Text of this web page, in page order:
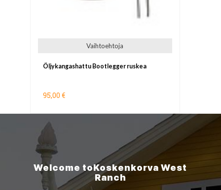
Vaihtoehtoja
Öljykangashattu Bootlegger ruskea
95,00 €
Welcome toKoskenkorvaWest
Ranch